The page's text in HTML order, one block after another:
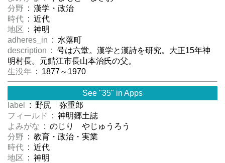
分野 : 漢学・政治
時代 : 近代
地区 : 神明
adheres_in : 水落町
description : 号は六堂。漢学と漢詩を研究。大正15年神
明村長。元鯖江市長山本治氏の父。
生没年 : 1877～1970
See "35" in Apps
label
: 野尻 弥重郎
フィールド
: 神明郷土誌
よみがな : のじり やじゅうろう
分野 : 教育・政治・実業
時代 : 近代
地区 : 神明